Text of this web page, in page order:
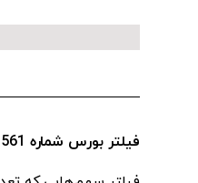
فیلتر بورس شماره 561